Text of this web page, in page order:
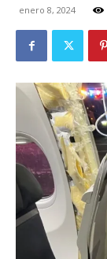
enero 8, 2024